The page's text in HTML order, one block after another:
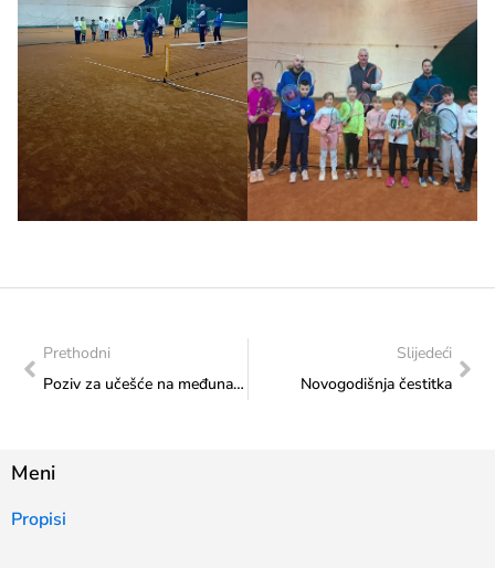
Prethodni
Poziv za učešće na međunarodnim pozorišnim festivalima u Republici Turskoj
Slijedeći
Novogodišnja čestitka
Meni
Propisi